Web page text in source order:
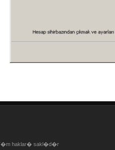
T�m haklar� sakl�d�r